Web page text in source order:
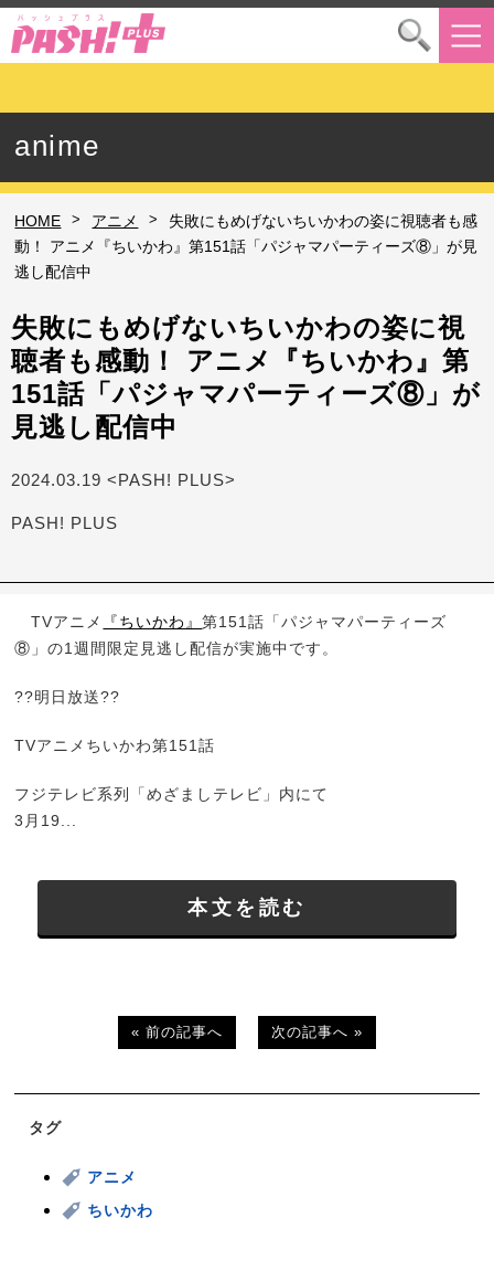
anime
HOME > アニメ >
失敗にもめげないちいかわの姿に視聴者も感
動！ アニメ『ちいかわ』第151話「パジャマパーティーズ⑧」が見
逃し配信中
失敗にもめげないちいかわの姿に視
聴者も感動！ アニメ『ちいかわ』第
151話「パジャマパーティーズ⑧」が
見逃し配信中
2024.03.19 <PASH! PLUS>
PASH! PLUS
TVアニメ 『ちいかわ』第151話「パジャマパーティーズ
⑧」の1週間限定見逃し配信が実施中です。
??明日放送??
TVアニメちいかわ第151話
フジテレビ系列「めざましテレビ」内にて
3月19...
本文を読む
« 前の記事へ 次の記事へ »
タグ
アニメ
ちいかわ